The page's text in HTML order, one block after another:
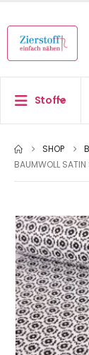
Stoffe
SHOP
BAUMWOLL SATIN